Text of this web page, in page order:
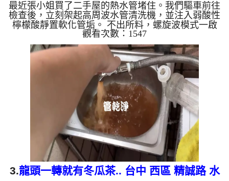
屯 環中路 清洗水管
最近張小姐買了二手屋的熱水管堵住。我們驅車前往
檢查後，立刻架起高周波水管清洗機，並注入弱酸性
檸檬酸靜置軟化管垢。 不出所料，螺旋波模式一啟
動，髒水瞬間變成濃郁的「巧克力可可」！這就是長
年累積在管壁的泥沙與鐵鏽。經過兩個多小時的努
力，水終於從汙濁轉為乾淨，熱水也恢復出水量。
為什麼水管需要定期「大掃除」？ 管壁髒汙靠一般
水壓難以清除，不同的水質也會產生不同的「色彩反
應」： 咖啡色（鐵鏽/泥沙）： 常見於自來水管線老
化。 石油黑（氧化錳）： 抽取地下水常見的黑色管
垢。 ...
觀看次數：1547
3.龍頭一轉就有冬瓜茶.. 台中 西區 精誠路 水